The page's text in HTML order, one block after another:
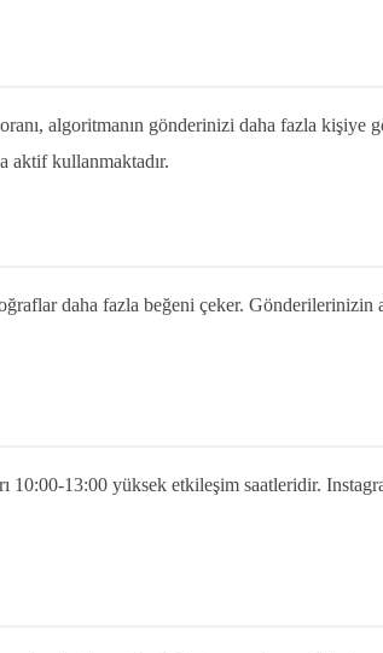
algoritmanın gönderinizi daha fazla kişiye
aktif kullanmaktadır.
daha fazla beğeni çeker. Gönderilerinizin
10:00-13:00 yüksek etkileşim saatleridir.